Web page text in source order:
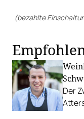
(bezahlte
Der